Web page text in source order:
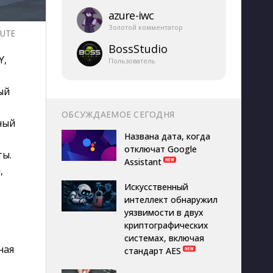
azure-​iwc
Золотой комментатор
BossStudio
Пользователь
ОБСУЖДАЕМОЕ СЕГОДНЯ
Названа дата, когда
отключат Google
Assistant
Искусственный
интеллект обнаружил
уязвимости в двух
криптографических
системах, включая
стандарт AES